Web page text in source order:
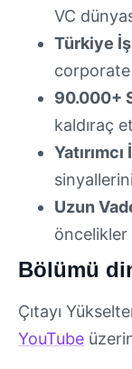
VC
Türkiye
90.000+
kaldıraç
Uzun
öncelikler
Bölümü
Çıtayı
YouTube